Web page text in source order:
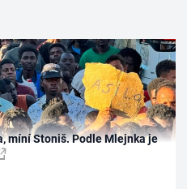
míní Stoniš. Podle Mlejnka je